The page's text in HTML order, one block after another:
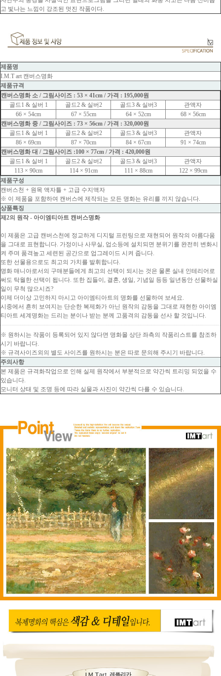
고 빛나는 느낌이 강조된 멋진 작품이다.
제품명
I.M.T art 캔버스명화
제품규격
캔버스명화 소 / 그림사이즈 : 53 × 41cm / 가격 : 195,000원
골드1 & 실버 1
골드2 & 실버2 골드3 & 실버3
관액자
66 × 54cm
67 × 55cm 64 × 52cm
68 × 56cm
캔버스명화 중 / 그림사이즈 : 73 × 56cm / 가격 : 320,000원
골드1 & 실버 1
골드2 & 실버2 골드3 & 실버3
관액자
86 × 69cm
87 × 70cm 84 × 67cm
91 × 74cm
캔버스명화 대 / 그림사이즈 :100 × 77cm / 가격 : 420,000원
골드1 & 실버 1
골드2 & 실버2 골드3 & 실버3
관액자
113 × 90cm
114 × 91cm 111 × 88cm
122 × 99cm
제품구성
캔버스천 + 원목 액자틀 + 고급 수지액자
※ 이 제품을 포함하여 캔버스에 제작되는 모든 명화는 유리를 끼지 않습니다.
상품특징
제2의 원작 - 아이엠티아트 캔버스명화
이 제품은 고급 캔버스천에 정교하게 디지털 프린팅으로 재현되어 원작의 아름다움
을 그대로 표현합니다. 가정이나 사무실, 업소등에 설치되면 분위기를 완전히 변화시
켜 주며 품격높고 세련된 공간으로 업그레이드 시켜 줍니다.
또한 선물용으로도 최고의 가치를 발휘합니다.
명화 매니아로서의 구매분들에게 최고의 선택이 되시는 것은 물론 실내 인테리어로
써도 탁월한 선택이 됩니다. 또한 집들이, 결혼, 생일, 기념일 등등 일년동안 선물하실
일이 무척 많으시죠?
이제 더이상 고민하지 마시고 아이엠티아트의 명화를 선물하여 보세요.
시중에서 흔히 보여지는 단순한 복제화가 아닌 원작의 감동을 그대로 재현한 아이엠
티아트 세계명화는 드리는 분이나 받는 분께 고품격의 감동을 선사 할 것입니다.
※ 원하시는 작품이 등록되어 있지 않다면 명화몰 상단 좌측의 작품리스트를 참조하
시기 바랍니다.
※ 규격사이즈외의 별도 사이즈를 원하시는 분은 따로 문의해 주시기 바랍니다.
주의사항
본 제품은 규격화작업으로 인해 실제 원작에서 부분적으로 약간씩 트리밍 되었을 수
있습니다.
모니터 상태 및 조명 등에 따라 실물과 사진이 약간씩 다를 수 있습니다.